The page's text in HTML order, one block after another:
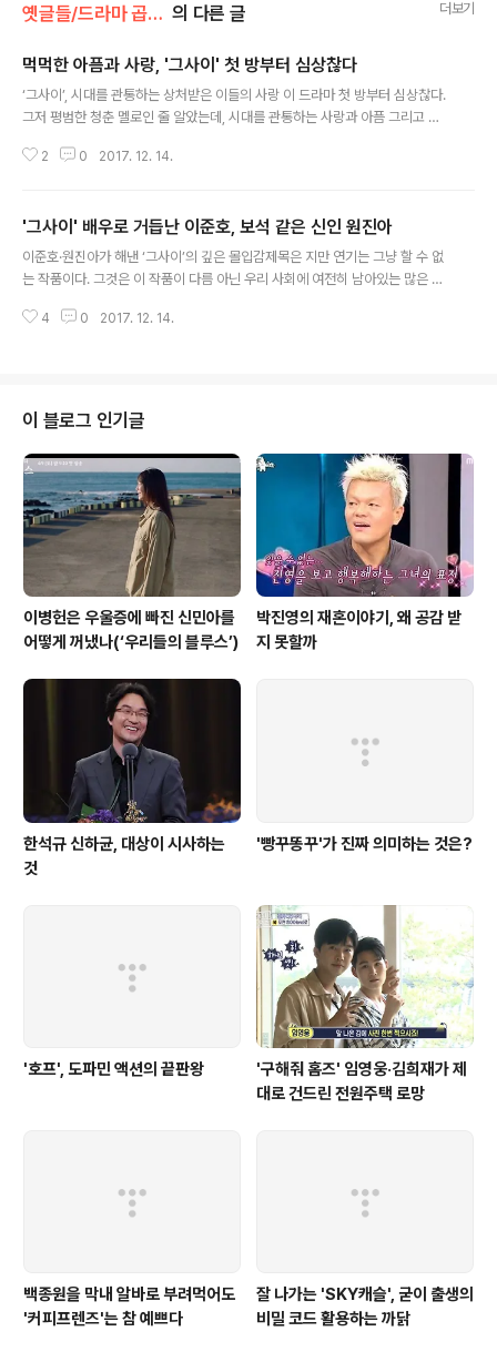
옛글들/드라마 곱씹기 의 다른 글 더보기
먹먹한 아픔과 사랑, '그사이' 첫 방부터 심상찮다
‘그사이’, 시대를 관통하는 상처받은 이들의 사랑 이 드라마 첫 방부터 심상찮다.
그저 평범한 청춘 멜로인 줄 알았는데, 시대를 관통하는 사랑과 아픔 그리고 위
랑이야기가 아니라, 가슴 한 켠에 남아있는 아픈 상처의 응어리를 지그시 들여
나 죽은 그 사고 현장에서 살아남은 문수(원진아)와 강두(이준호). 하지만 살아
남은 그들은 여전히 그 사고의 충격과 후유증 속에서 파괴된 삶을 버텨내고 있
다. 사고 현장에서 동생을 잃은 문수는 그 트라우마와 죄책감 속에서, 술로 세월
2 0 2017. 12. 14.
'그사이' 배우로 거듭난 이준호, 보석 같은 신인 원진아
이준호·원진아가 해낸 ‘그사이’의 깊은 몰입감제목은 지만 연기는 그냥 할 수 없
는 작품이다. 그것은 이 작품이 다름 아닌 우리 사회에 여전히 남아있는 많은 사
않는 상처 앞에서는 섣부르게 웃는 것조차 감히 해서는 안 될 무례처럼 느껴진
실에 걱정이 앞서는 건 당연한 일이었다. 물론 이준호는 지난 작품인 에서 독특
한 악역 서율 역할을 해내면서 놀라운 가능성을 보여준 바 있지만 그래도 여전
히 아이돌의 잔상이 남아있..
4 0 2017. 12. 14.
이 블로그 인기글
이병헌은 우울증에 빠진 신민아를
어떻게 꺼냈나(‘우리들의 블루스’)
박진영의 재혼이야기, 왜 공감 받
지 못할까
한석규 신하균, 대상이 시사하는
것
'빵꾸똥꾸'가 진짜 의미하는 것은?
'호프', 도파민 액션의 끝판왕
'구해줘 홈즈' 임영웅·김희재가 제
대로 건드린 전원주택 로망
백종원을 막내 알바로 부려먹어도
'커피프렌즈'는 참 예쁘다
잘 나가는 'SKY캐슬', 굳이 출생의
비밀 코드 활용하는 까닭